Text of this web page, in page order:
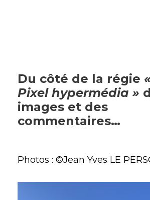
Du côté de la régie
Pixel hypermédia »
images et des
commentaires…
Photos : ©Jean Yves LE